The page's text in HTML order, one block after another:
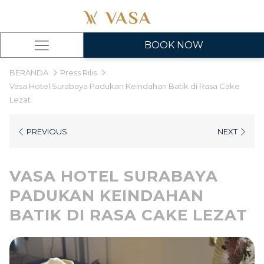
Hamburger BOOK NOW
BERANDA
Press Rilis
Vasa Hotel Surabaya Padukan Keindahan Batik di Rasa Cake
Lezat
PREVIOUS NEXT
VASA HOTEL SURABAYA
PADUKAN KEINDAHAN
BATIK DI RASA CAKE LEZAT